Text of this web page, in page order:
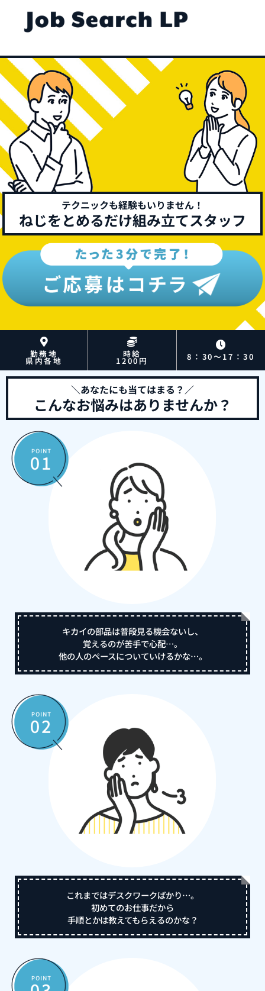
テクニックも経験もいりません！
ねじをとめるだけ組み立てスタッフ
勤務地
県内各地
時給
1200円 8：30～17：30
＼あなたにも当てはまる？／
こんなお悩みはありませんか？
キカイの部品は普段見る機会ないし、
覚えるのが苦手で心配…。
他の人のペースについていけるかな…。
これまではデスクワークばかり…。
初めてのお仕事だから
手順とかは教えてもらえるのかな？